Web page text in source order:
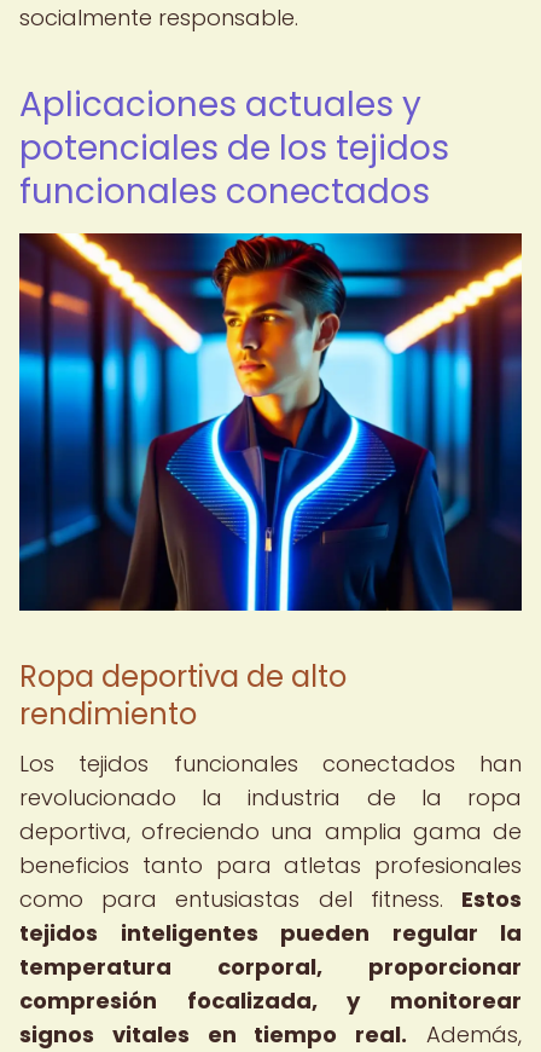
socialmente responsable.
Aplicaciones actuales y
potenciales de los tejidos
funcionales conectados
Ropa deportiva de alto
rendimiento
Los tejidos funcionales conectados han
revolucionado la industria de la ropa
deportiva, ofreciendo una amplia gama de
beneficios tanto para atletas profesionales
como para entusiastas del fitness. Estos
tejidos inteligentes pueden regular la
temperatura corporal, proporcionar
compresión focalizada, y monitorear
signos vitales en tiempo real. Además,